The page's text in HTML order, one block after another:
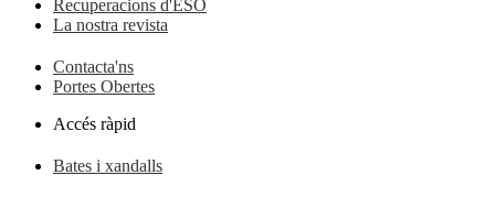
Recuperacions d'ESO
La nostra revista
Contacta'ns
Portes Obertes
Accés ràpid
Bates i xandalls